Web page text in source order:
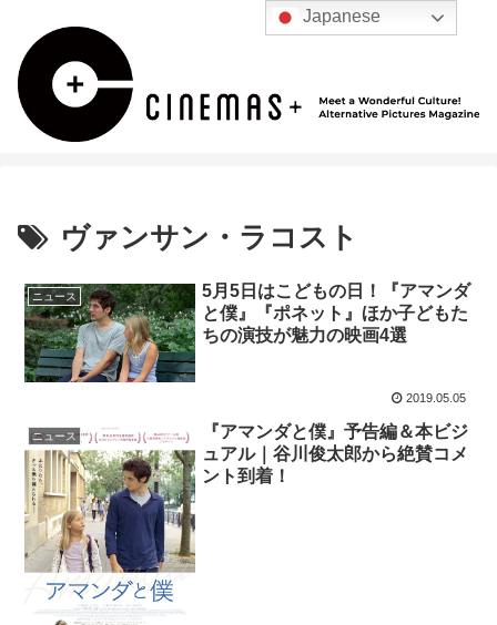
ヴァンサン・ラコスト
ニュース
5月5日はこどもの日！『アマンダ
と僕』『ポネット』ほか子どもた
ちの演技が魅力の映画4選
2019.05.05
ニュース
『アマンダと僕』予告編＆本ビジ
ュアル｜谷川俊太郎から絶賛コメ
ント到着！
Japanese